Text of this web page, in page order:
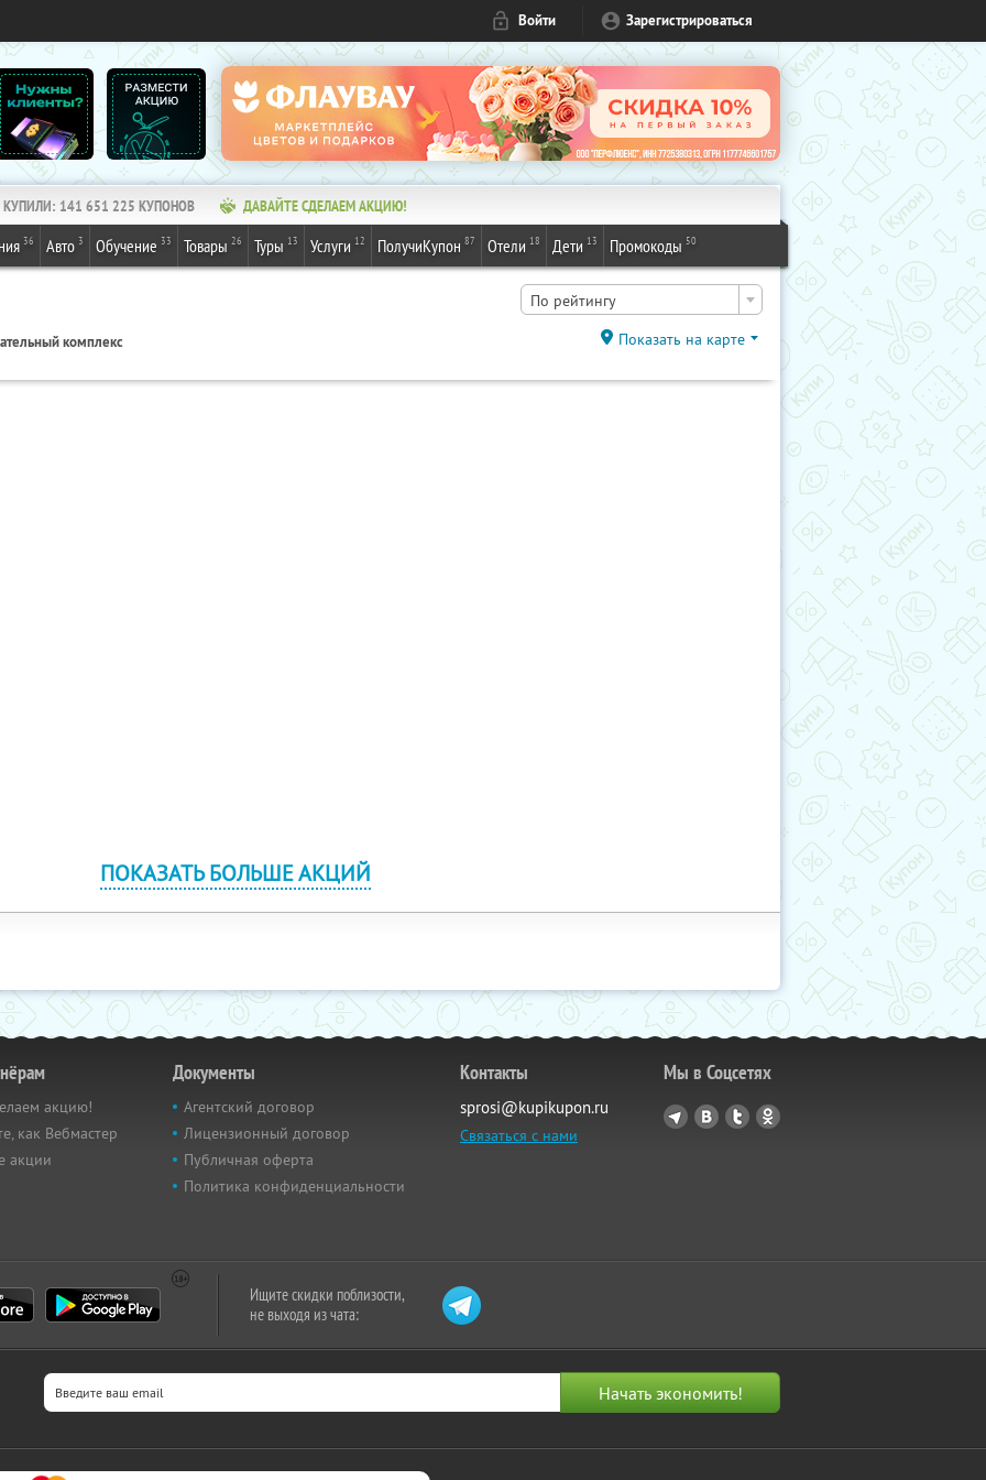
Войти Зарегистрироваться
КУПИЛИ: 141 651 225 КУПОНОВ ДАВАЙТЕ СДЕЛАЕМ АКЦИЮ!
36 Авто 3 Обучение 33 Товары 26 Туры 13 Услуги 12 ПолучиКупон 87 Отели 18 Дети 13 Промокоды 50
По рейтингу
комплекс Показать на карте
ПОКАЗАТЬ БОЛЬШЕ АКЦИЙ
акцию!
как Вебмастер
акции
Документы
Агентский договор
Лицензионный договор
Публичная оферта
Политика конфиденциальности
Контакты
sprosi@kupikupon.ru
Связаться с нами
Мы в Соцсетях
Ищите скидки поблизости,
не выходя из чата: